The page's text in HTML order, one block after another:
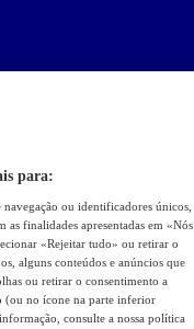
para:
navegação ou identificadores únicos,
finalidades apresentadas em «Nós
«Rejeitar tudo» ou retirar o
alguns conteúdos e anúncios que
ou retirar o consentimento a
(ou no ícone na parte inferior
consulte a nossa política